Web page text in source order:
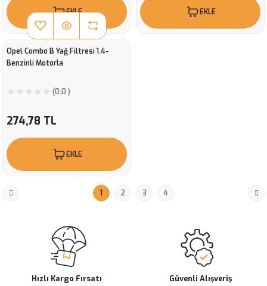
EKLE EKLE
Opel Combo B Yağ Filtresi 1.4-
Benzinli Motorla
(0.0 )
274,78 TL
EKLE
1 2 3 4
Hızlı Kargo Fırsatı Güvenli Alışveriş